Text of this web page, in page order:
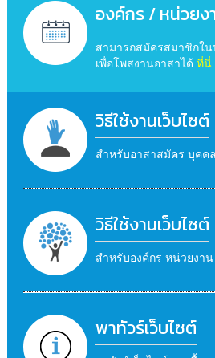
องค์กร / หน่วยง
สามารถสมัครสมาชิกใ
เพื่อโพสงานอาสาได้ ที่นี่
วิธีใช้งานเว็บไซต์
สำหรับอาสาสมัคร บุคค
วิธีใช้งานเว็บไซต์
สำหรับองค์กร หน่วยงา
พาทัวร์เว็บไซต์